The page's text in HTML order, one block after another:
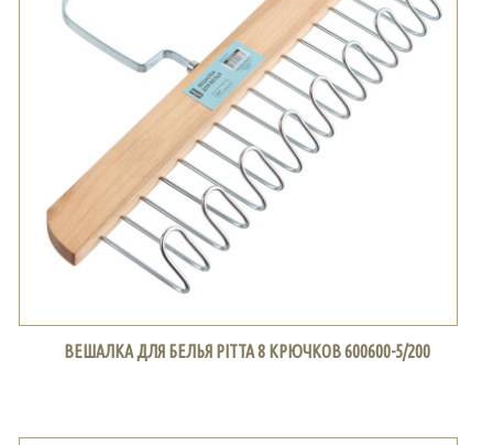
ВЕШАЛКА ДЛЯ БЕЛЬЯ PITTA 8 КРЮЧКОВ 600600-5/200